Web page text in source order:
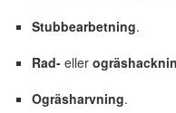
Stubbearbetning.
Rad- eller
Ogräsharvning.